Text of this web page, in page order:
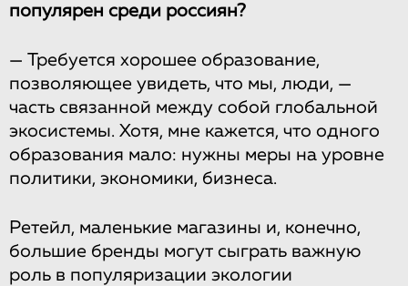
популярен среди россиян?
— Требуется хорошее образование,
позволяющее увидеть, что мы, люди, —
часть связанной между собой глобальной
экосистемы. Хотя, мне кажется, что одного
образования мало: нужны меры на уровне
политики, экономики, бизнеса.
Ретейл, маленькие магазины и, конечно,
большие бренды могут сыграть важную
роль в популяризации экологии